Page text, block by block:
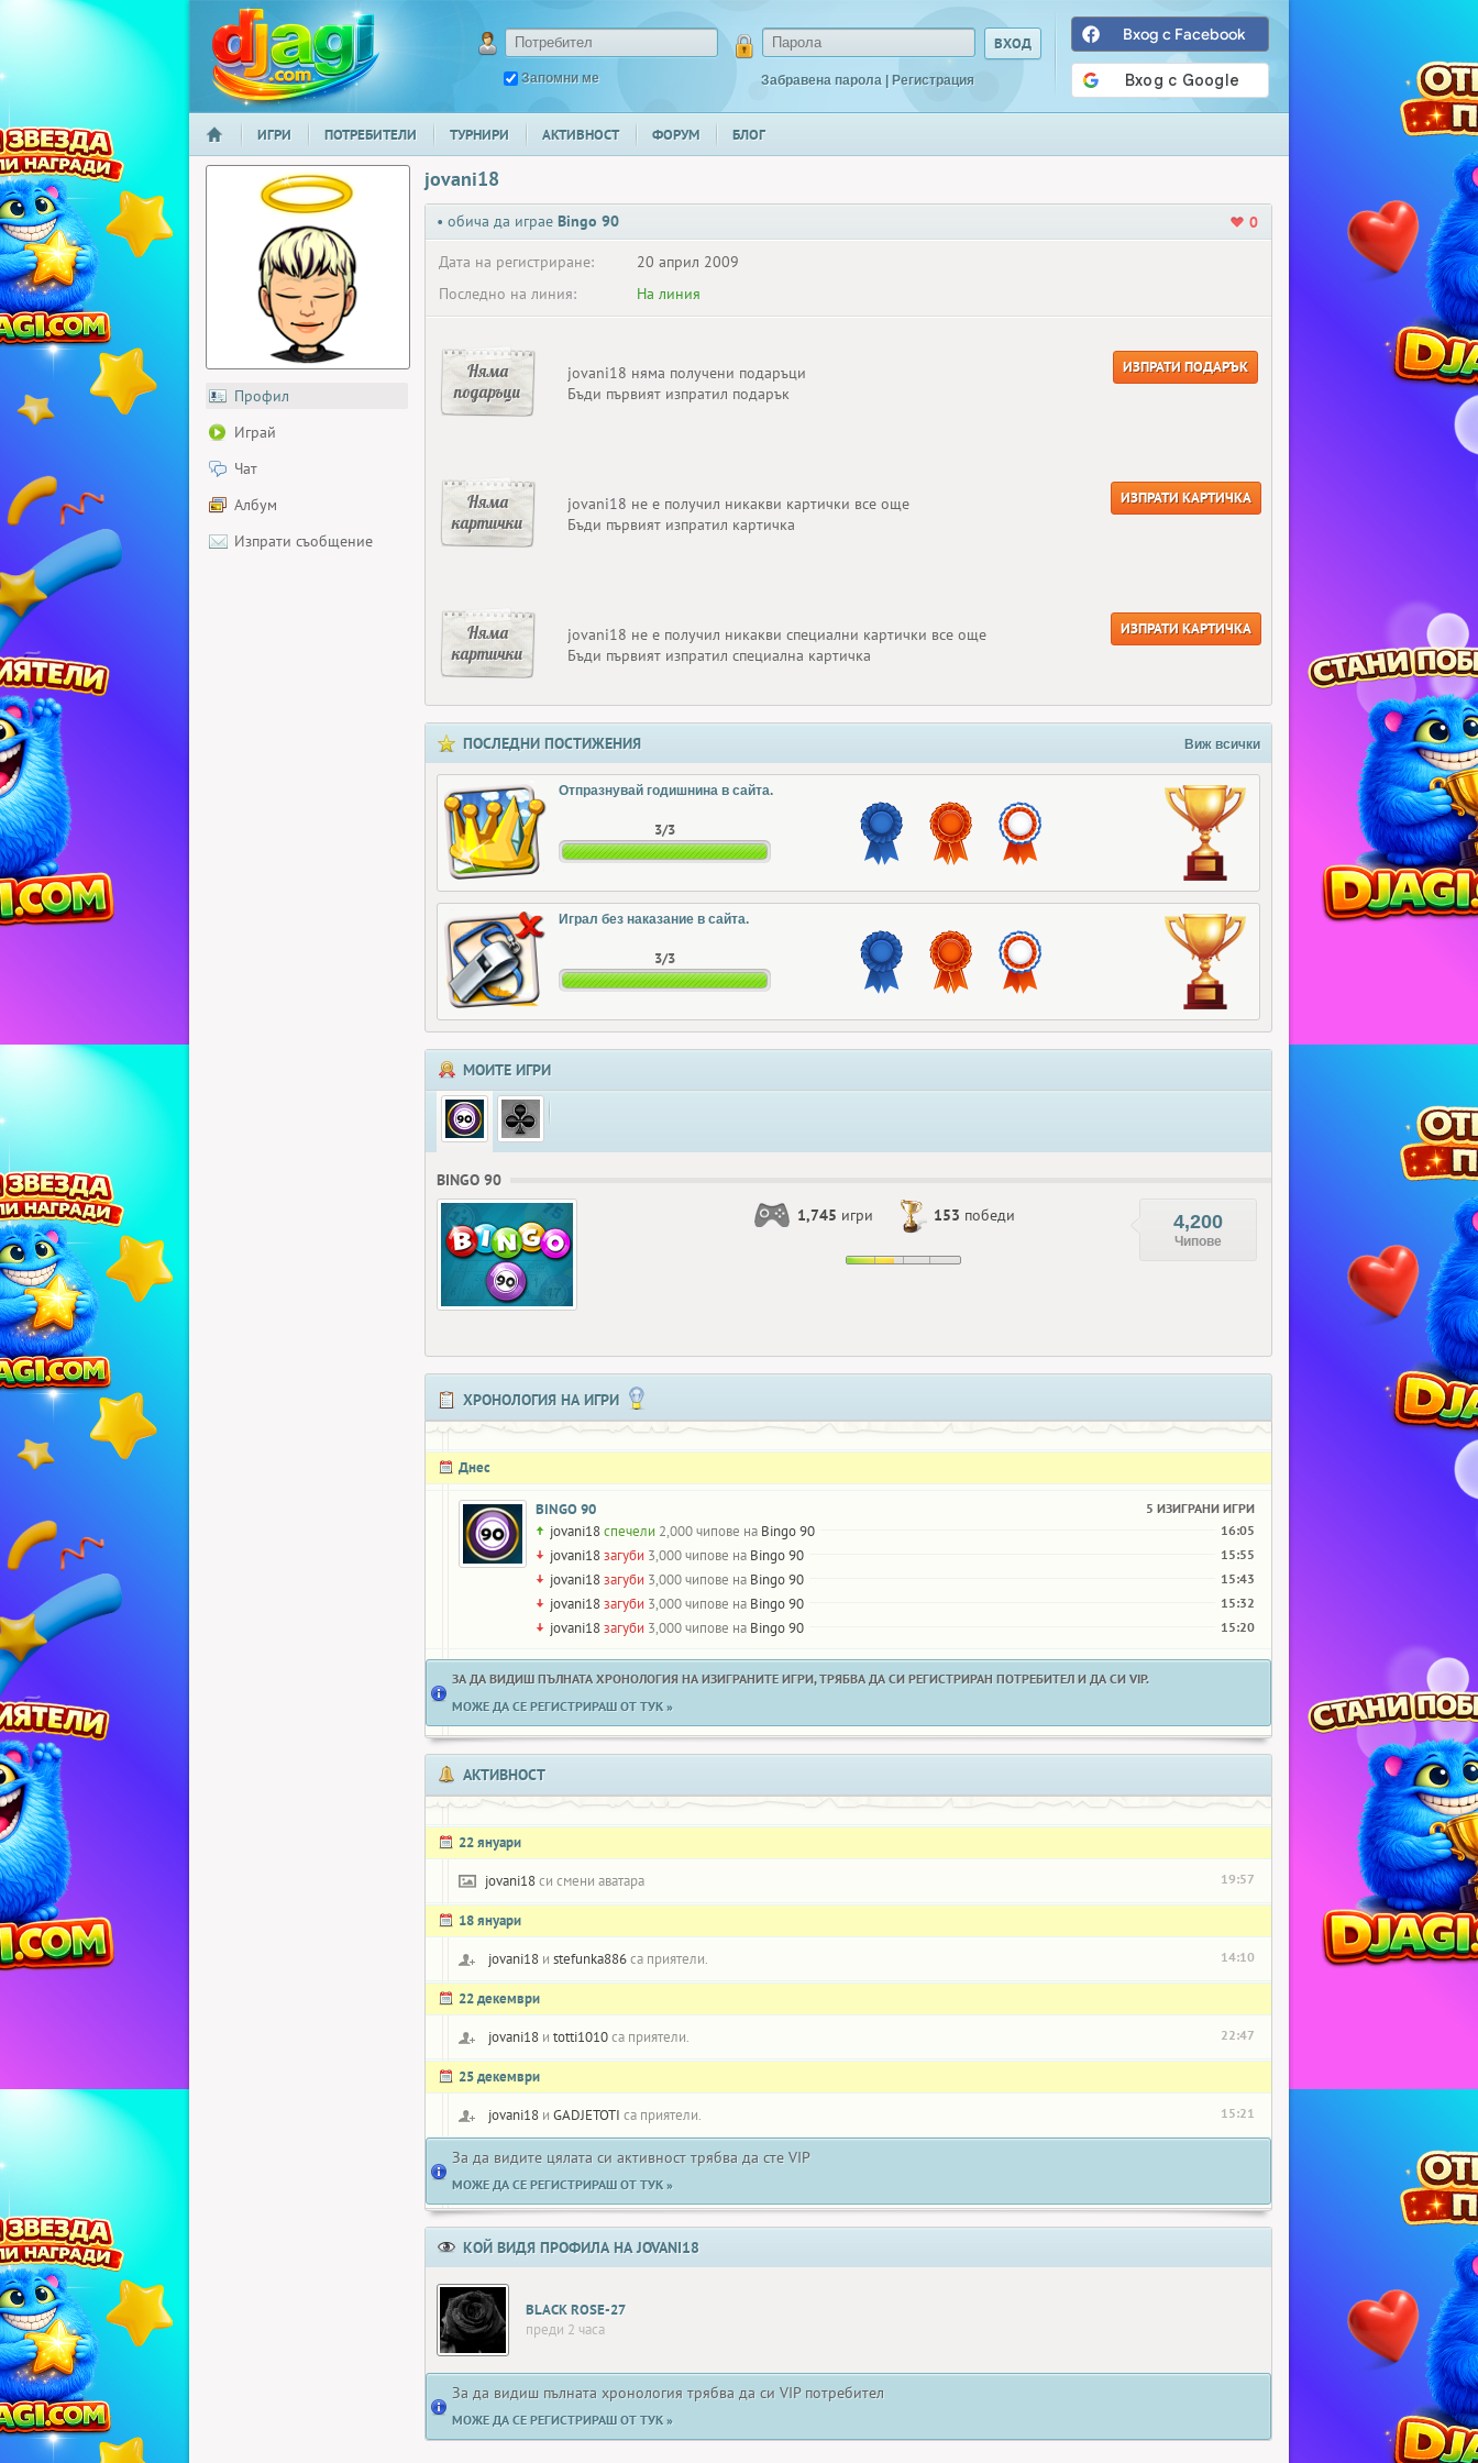
Запомни ме Забравена парола | Регистрация
Вход с Facebook
НАЧАЛО
ИГРИ ПОТРЕБИТЕЛИ ТУРНИРИ АКТИВНОСТ ФОРУМ БЛОГ
Профил
Играй
Чат
Албум
Изпрати съобщение
jovani18
• обича да играе Bingo 90
0
Дата на регистриране:
20 април 2009
Последно на линия:
На линия
Няма
подаръци
jovani18 няма получени подаръци
Бъди първият изпратил подарък
ИЗПРАТИ ПОДАРЪК
Няма
картички
jovani18 не е получил никакви картички все още
Бъди първият изпратил картичка
ИЗПРАТИ КАРТИЧКА
Няма
картички
jovani18 не е получил никакви специални картички все още
Бъди първият изпратил специална картичка
ИЗПРАТИ КАРТИЧКА
ПОСЛЕДНИ ПОСТИЖЕНИЯ Виж всички
Отпразнувай годишнина в сайта.
3/3
Играл без наказание в сайта.
3/3
МОИТЕ ИГРИ
BINGO 90
1,745 игри 153 победи 4,200
Чипове
ХРОНОЛОГИЯ НА ИГРИ
Днес
BINGO 90 5 ИЗИГРАНИ ИГРИ
jovani18спечели 2,000 чипове на Bingo 90 16:05
jovani18загуби 3,000 чипове на Bingo 90 15:55
jovani18загуби 3,000 чипове на Bingo 90 15:43
jovani18загуби 3,000 чипове на Bingo 90 15:32
jovani18загуби 3,000 чипове на Bingo 90 15:20
ЗА ДА ВИДИШ ПЪЛНАТА ХРОНОЛОГИЯ НА ИЗИГРАНИТЕ ИГРИ, ТРЯБВА ДА СИ РЕГИСТРИРАН ПОТРЕБИТЕЛ И ДА СИ VIP.
МОЖЕ ДА СЕ РЕГИСТРИРАШ ОТ ТУК »
АКТИВНОСТ
22 януари
jovani18си смени аватара 19:57
18 януари
jovani18 и stefunka886са приятели. 14:10
22 декември
jovani18 и totti1010са приятели. 22:47
25 декември
jovani18 и GADJETOTI са приятели. 15:21
За да видите цялата си активност трябва да сте VIP
МОЖЕ ДА СЕ РЕГИСТРИРАШ ОТ ТУК »
КОЙ ВИДЯ ПРОФИЛА НА JOVANI18
BLACK ROSE-27
преди 2 часа
За да видиш пълната хронология трябва да си VIP потребител
МОЖЕ ДА СЕ РЕГИСТРИРАШ ОТ ТУК »